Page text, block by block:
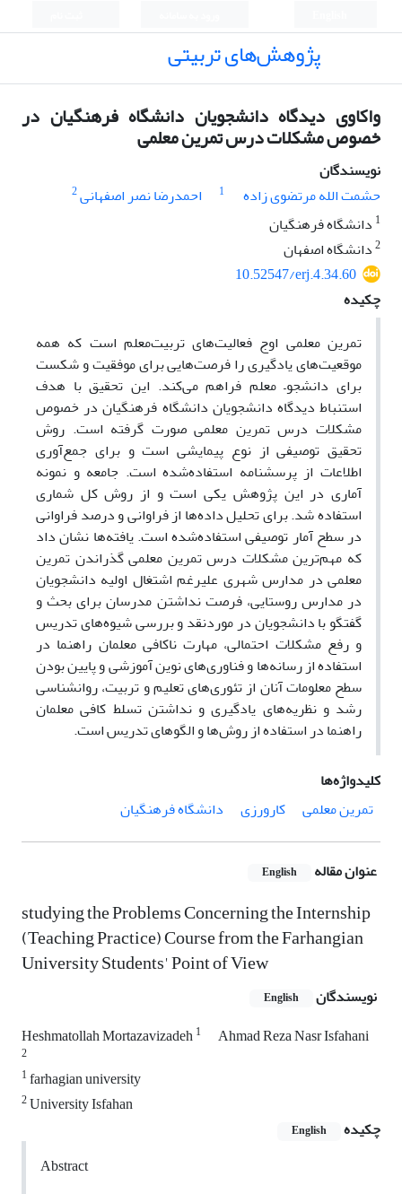
پژوهش‌های تربیتی
واکاوی دیدگاه دانشجویان دانشگاه فرهنگیان در
خصوص مشکلات درس تمرین معلمی
نویسندگان
حشمت الله مرتضوی زاده
1 احمدرضا نصر اصفهانی2
1 دانشگاه فرهنگیان
2دانشگاه اصفهان
10.52547/erj.4.34.60
چکیده
تمرین معلمی اوج فعالیت‌های تربیت‌معلم است که همه
موقعیت‌های یادگیری را فرصت‌هایی برای موفقیت و شکست
برای دانشجو– معلم فراهم می‌کند. این تحقیق با هدف
استنباط دیدگاه دانشجویان دانشگاه فرهنگیان در خصوص
مشکلات درس تمرین معلمی صورت گرفته است. روش
تحقیق توصیفی از نوع پیمایشی است و برای جمع‌آوری
اطلاعات از پرسشنامه استفاده‌شده است. جامعه و نمونه
آماری در این پژوهش یکی است و از روش کل شماری
استفاده شد. برای تحلیل داده‌ها از فراوانی و درصد فراوانی
در سطح آمار توصیفی استفاده‌شده است. یافته‌ها نشان داد
که مهم‌ترین مشکلات درس تمرین معلمی گذراندن تمرین
معلمی در مدارس شهری علیرغم اشتغال اولیه دانشجویان
در مدارس روستایی، فرصت نداشتن مدرسان برای بحث و
گفتگو با دانشجویان در موردنقد و بررسی شیوه‌های تدریس
و رفع مشکلات احتمالی، مهارت ناکافی معلمان راهنما در
استفاده از رسانه‌ها و فناوری‌های نوین آموزشی و پایین بودن
سطح معلومات آنان از تئوری‌های تعلیم و تربیت، روانشناسی
رشد و نظریه‌های یادگیری و نداشتن تسلط کافی معلمان
راهنما در استفاده از روش‌ها و الگوهای تدریس است.
کلیدواژه‌ها
تمرین معلمی
کارورزی دانشگاه فرهنگیان
عنوان مقاله English
studying the Problems Concerning the Internship
(Teaching Practice) Course from the Farhangian
University Students' Point of View
نویسندگان English
Heshmatollah Mortazavizadeh1 Ahmad Reza Nasr Isfahani
2
1farhagian university
2University Isfahan
چکیده
English
Abstract